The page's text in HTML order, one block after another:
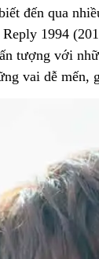
đến qua
1994
tượng với
vai dễ mến,